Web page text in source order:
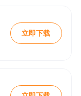
立即下载